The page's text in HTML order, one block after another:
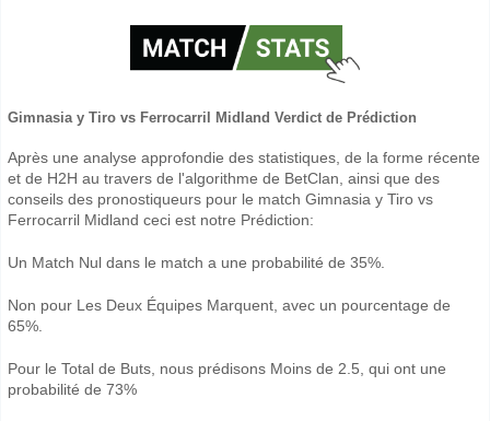
Gimnasia y Tiro vs Ferrocarril Midland Verdict de Prédiction
Après une analyse approfondie des statistiques, de la forme récente
et de H2H au travers de l'algorithme de BetClan, ainsi que des
conseils des pronostiqueurs pour le match Gimnasia y Tiro vs
Ferrocarril Midland ceci est notre Prédiction:
Un Match Nul dans le match a une probabilité de 35%.
Non pour Les Deux Équipes Marquent, avec un pourcentage de
65%.
Pour le Total de Buts, nous prédisons Moins de 2.5, qui ont une
probabilité de 73%